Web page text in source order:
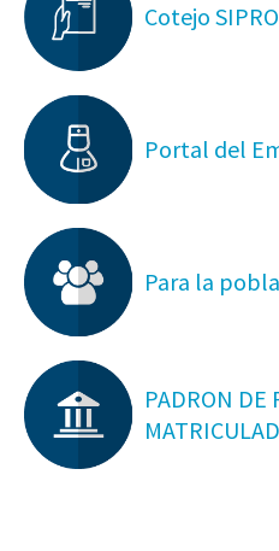
Cotejo
Portal del
Para la
PADRON DE